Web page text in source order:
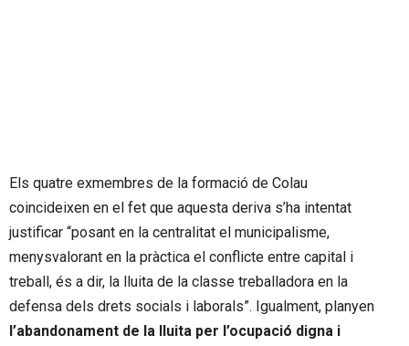
Els quatre exmembres de la formació de Colau
coincideixen en el fet que aquesta deriva s’ha intentat
justificar “posant en la centralitat el municipalisme,
menysvalorant en la pràctica el conflicte entre capital i
treball, és a dir, la lluita de la classe treballadora en la
defensa dels drets socials i laborals”. Igualment, planyen
l’abandonament de la lluita per l’ocupació digna i